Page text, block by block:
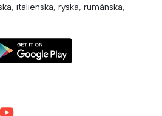
italienska, ryska, rumänska,